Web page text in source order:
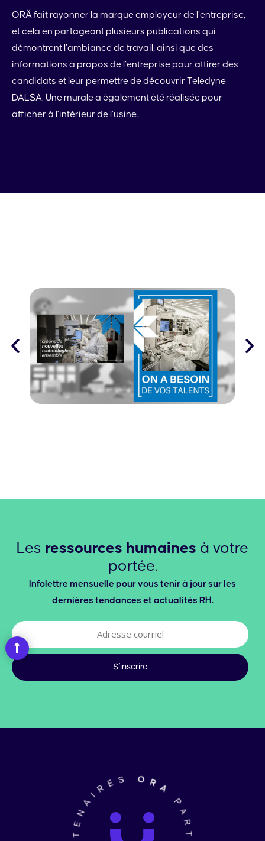
ORÄ fait rayonner la marque employeur de l’entreprise,
et cela en partageant plusieurs publications qui
démontrent l’ambiance de travail, ainsi que des
informations à propos de l’entreprise pour attirer des
candidats et leur permettre de découvrir Teledyne
DALSA. Une murale a également été réalisée pour
afficher à l’intérieur de l’usine.
Les ressources humaines à votre
portée.
Infolettre mensuelle pour vous tenir à jour sur les
dernières tendances et actualités RH.
Adresse
courriel
S'inscrire